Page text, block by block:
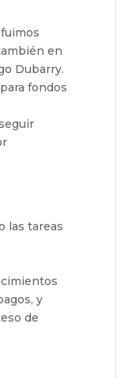
en
Dubarry.
fondos
las tareas
y
de